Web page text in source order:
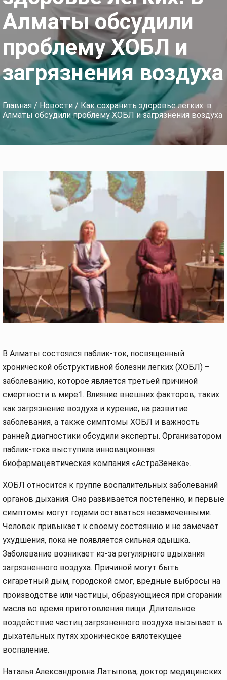
Алматы обсудили
проблему ХОБЛ и
загрязнения воздуха
Главная / Новости / Как сохранить здоровье легких: в
Алматы обсудили проблему ХОБЛ и загрязнения воздуха
В Алматы состоялся паблик-ток, посвященный
хронической обструктивной болезни легких (ХОБЛ) –
заболеванию, которое является третьей причиной
смертности в мире1. Влияние внешних факторов, таких
как загрязнение воздуха и курение, на развитие
заболевания, а также симптомы ХОБЛ и важность
ранней диагностики обсудили эксперты. Организатором
паблик-тока выступила инновационная
биофармацевтическая компания «АстраЗенека».
ХОБЛ относится к группе воспалительных заболеваний
органов дыхания. Оно развивается постепенно, и первые
симптомы могут годами оставаться незамеченными.
Человек привыкает к своему состоянию и не замечает
ухудшения, пока не появляется сильная одышка.
Заболевание возникает из-за регулярного вдыхания
загрязненного воздуха. Причиной могут быть
сигаретный дым, городской смог, вредные выбросы на
производстве или частицы, образующиеся при сгорании
масла во время приготовления пищи. Длительное
воздействие частиц загрязненного воздуха вызывает в
дыхательных путях хроническое вялотекущее
воспаление.
Наталья Александровна Латыпова, доктор медицинских